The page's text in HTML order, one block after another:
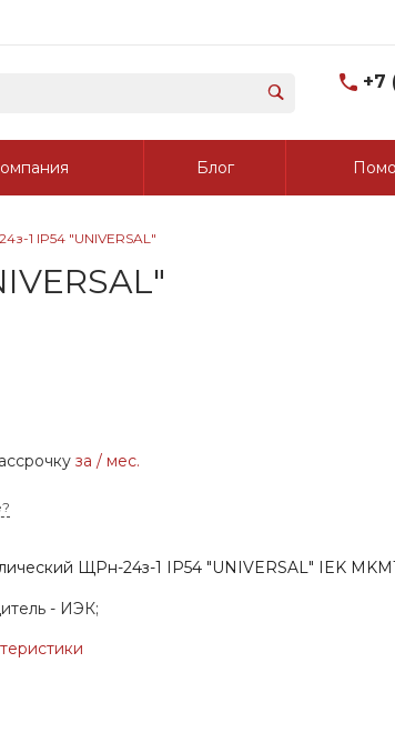
+7
г.
Блог
1 IP54 "UNIVERSAL"
за/ мес.
ЩРн-24з-1 IP54 "UNIVERSAL" IEK
- ИЭК;